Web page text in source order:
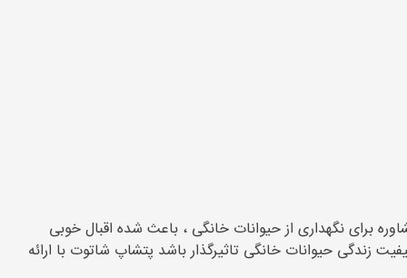
تجربه 14 ساله ، در زمینه بهترین خدمات دهی و مشاوره برای نگهداری از حیوانات خانگی ، باعث شده اقبال خوبی
زندگی حیوانات خانگی تاثیرگذار باشد پتشاپ شاتوت با ارائه